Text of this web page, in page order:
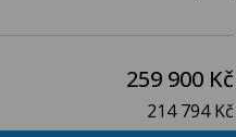
259 900 Kč
214 794 Kč